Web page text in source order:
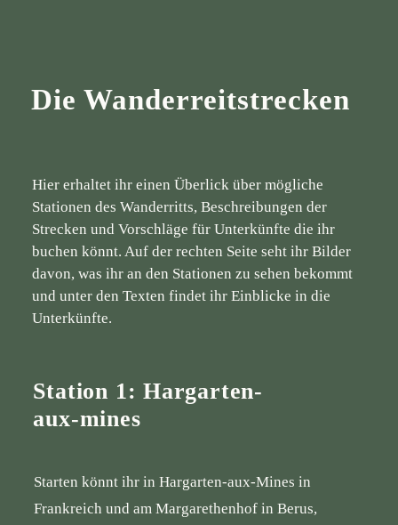
Die Wanderreitstrecken
Hier erhaltet ihr einen Überlick über mögliche
Stationen des Wanderritts, Beschreibungen der
Strecken und Vorschläge für Unterkünfte die ihr
buchen könnt. Auf der rechten Seite seht ihr Bilder
davon, was ihr an den Stationen zu sehen bekommt
und unter den Texten findet ihr Einblicke in die
Unterkünfte.
Station 1: Hargarten-
aux-mines
Starten könnt ihr in Hargarten-aux-Mines in
Frankreich und am Margarethenhof in Berus,